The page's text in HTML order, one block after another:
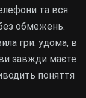
та вся
обмежень.
гри: удома, в
ви завжди маєте
поняття